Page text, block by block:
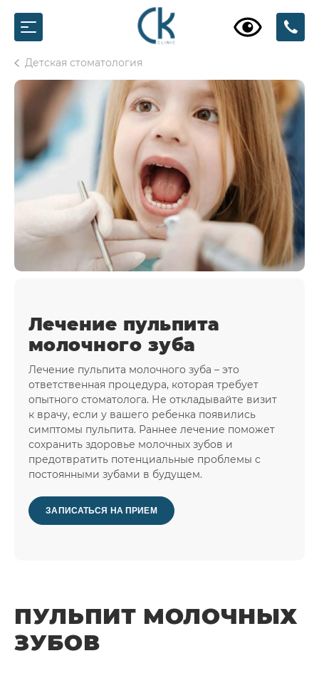
Детская стоматология
Лечение пульпита
молочного зуба
Лечение пульпита молочного зуба – это
ответственная процедура, которая требует
опытного стоматолога. Не откладывайте визит
к врачу, если у вашего ребенка появились
симптомы пульпита. Раннее лечение поможет
сохранить здоровье молочных зубов и
предотвратить потенциальные проблемы с
постоянными зубами в будущем.
ЗАПИСАТЬСЯ НА ПРИЕМ
ПУЛЬПИТ МОЛОЧНЫХ
ЗУБОВ